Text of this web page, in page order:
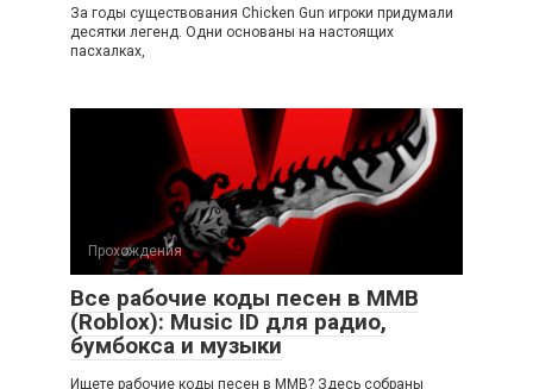
За годы существования Chicken Gun игроки придумали
десятки легенд. Одни основаны на настоящих
пасхалках,
Прохождения
Все рабочие коды песен в ММВ
(Roblox): Music ID для радио,
бумбокса и музыки
Ищете рабочие коды песен в ММВ? Здесь собраны